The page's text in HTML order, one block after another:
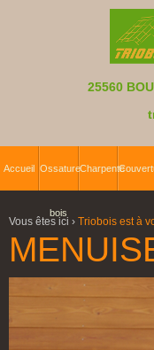
25560
Accueil Ossature
bois
Charpente
Vous êtes ici › Triobois est à